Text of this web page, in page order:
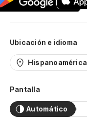
Ubicación e idioma
Hispanoamérica
Pantalla
Automático